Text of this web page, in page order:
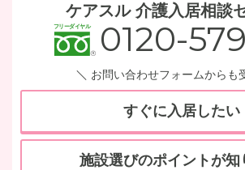
ケアスル 介護入居相談
0120-
お問い合わせフォームからも
すぐに入居したい
施設選びのポイントが知